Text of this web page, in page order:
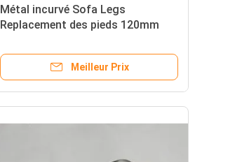
Métal incurvé Sofa Legs
Replacement des pieds 120mm
Meilleur Prix